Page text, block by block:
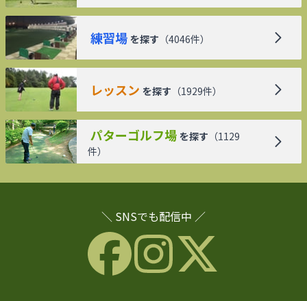
練習場 を探す （4046件）
レッスン を探す （1929件）
パターゴルフ場 を探す （1129
件）
＼ SNSでも配信中 ／